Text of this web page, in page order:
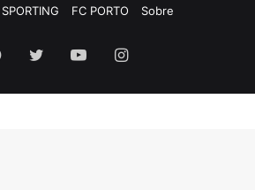
SPORTING FC PORTO Sobre
Facebook
TwitterYouTubeInstagram